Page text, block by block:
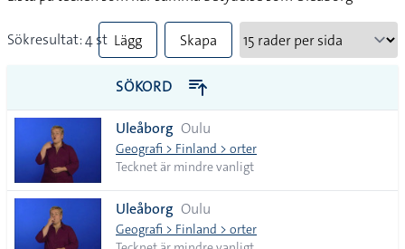
Sökresultat: 4 st Lägg
till
alla i
lista
Skapa
PDF
SÖKORD
Uleåborg Oulu
Geografi > Finland > orter
Tecknet är mindre vanligt
Uleåborg Oulu
Geografi > Finland > orter